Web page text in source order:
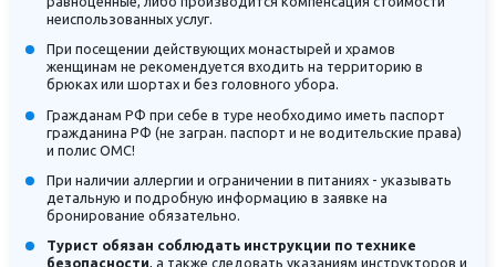
неиспользованных услуг.
При посещении действующих монастырей и храмов
женщинам не рекомендуется входить на территорию в
брюках или шортах и без головного убора.
Гражданам РФ при себе в туре необходимо иметь паспорт
гражданина РФ (не загран. паспорт и не водительские права)
и полис ОМС!
При наличии аллергии и ограничении в питаниях - указывать
детальную и подробную информацию в заявке на
бронирование обязательно.
Турист обязан соблюдать инструкции по технике
безопасности, а также следовать указаниям инструкторов и